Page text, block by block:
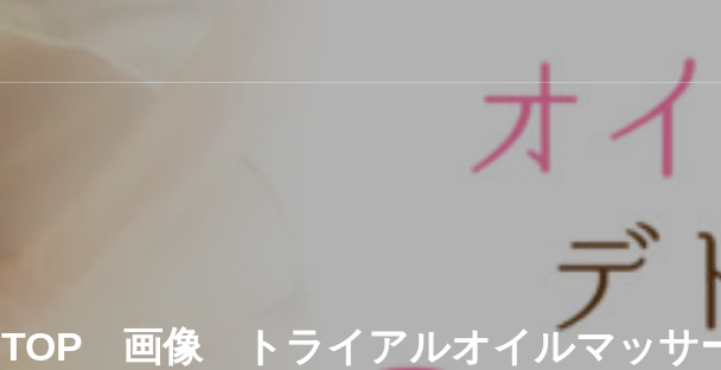
TOP 画像 トライアルオイルマッサ